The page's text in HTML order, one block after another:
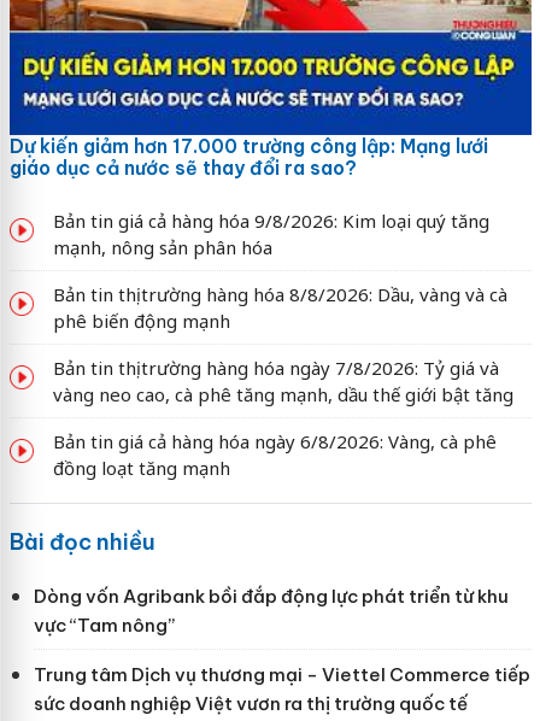
Dự kiến giảm hơn 17.000 trường công lập: Mạng lưới
giáo dục cả nước sẽ thay đổi ra sao?
Bản tin giá cả hàng hóa 9/8/2026: Kim loại quý tăng
mạnh, nông sản phân hóa
Bản tin thị trường hàng hóa 8/8/2026: Dầu, vàng và cà
phê biến động mạnh
Bản tin thị trường hàng hóa ngày 7/8/2026: Tỷ giá và
vàng neo cao, cà phê tăng mạnh, dầu thế giới bật tăng
Bản tin giá cả hàng hóa ngày 6/8/2026: Vàng, cà phê
đồng loạt tăng mạnh
Bài đọc nhiều
Dòng vốn Agribank bồi đắp động lực phát triển từ khu
vực “Tam nông”
Trung tâm Dịch vụ thương mại - Viettel Commerce tiếp
sức doanh nghiệp Việt vươn ra thị trường quốc tế